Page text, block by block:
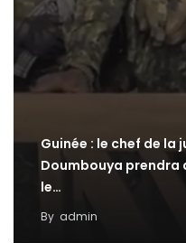
Guinée : le chef de la
Doumbouya prendra
le…
By admin